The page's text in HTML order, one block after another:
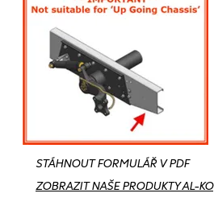
STÁHNOUT FORMULÁŘ V PDF
ZOBRAZIT NAŠE PRODUKTY AL-KO